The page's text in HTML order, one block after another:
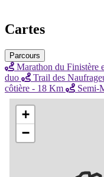
Cartes
Parcours
Marathon du Finistère
duo
Trail des
côtière - 18 Km
Semi-